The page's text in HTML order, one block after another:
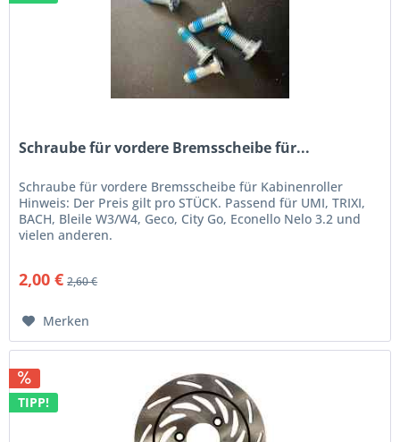
Schraube für vordere Bremsscheibe für...
Schraube für vordere Bremsscheibe für Kabinenroller
Hinweis: Der Preis gilt pro STÜCK. Passend für UMI, TRIXI,
BACH, Bleile W3/W4, Geco, City Go, Econello Nelo 3.2 und
vielen anderen.
2,00 € 2,60 €
Merken
TIPP!